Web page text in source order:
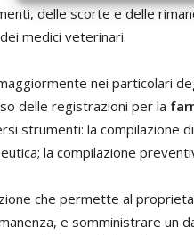
delle scorte e delle
medici veterinari.
nei particolari
delle registrazioni per la
strumenti: la compilazione
la compilazione
che permette al
e somministrare un